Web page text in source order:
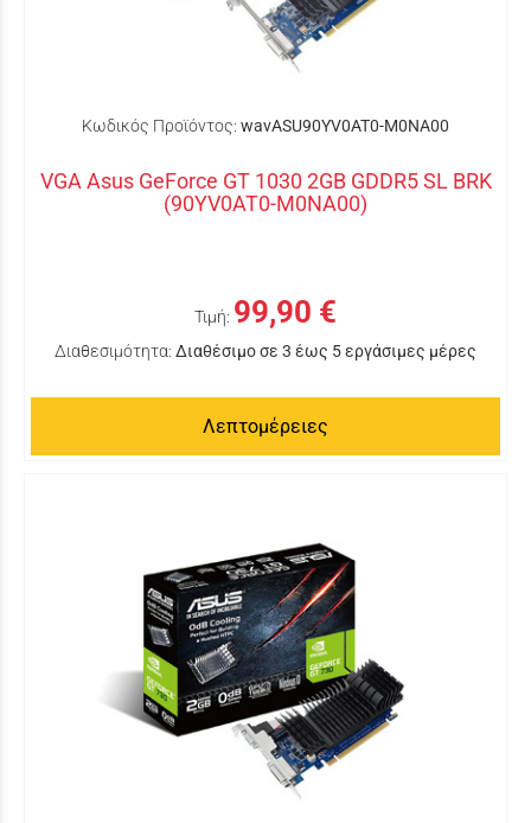
Κωδικός Προϊόντος: wavASU90YV0AT0-M0NA00
VGA Asus GeForce GT 1030 2GB GDDR5 SL BRK
(90YV0AT0-M0NA00)
Τιμή: 99,90 €
Διαθεσιμότητα: Διαθέσιμο σε 3 έως 5 εργάσιμες μέρες
Λεπτομέρειες